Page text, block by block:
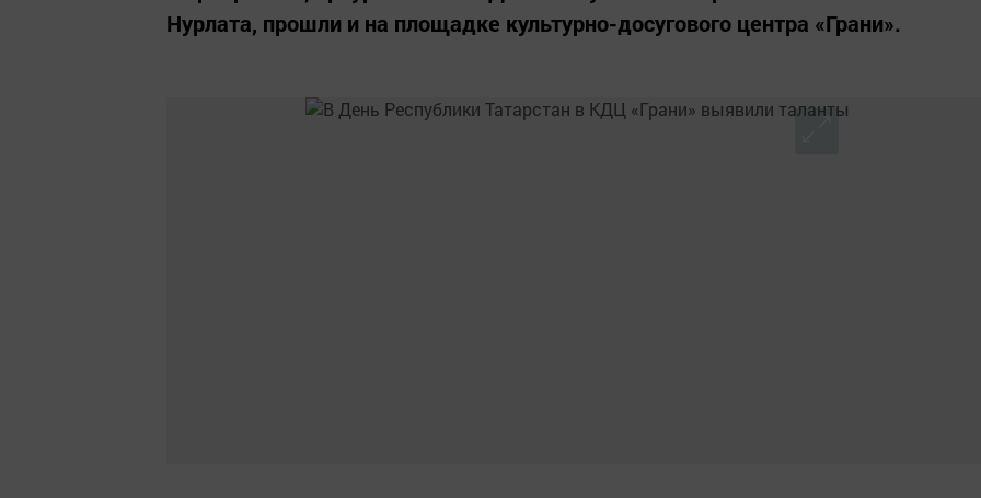
Нурлата, прошли и на площадке культурно-досугового центра «Грани».